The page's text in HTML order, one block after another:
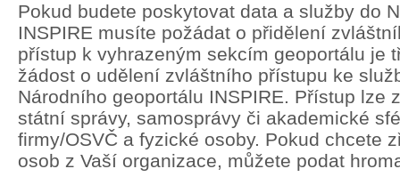
Pokud budete poskytovat data a služby do
INSPIRE musíte požádat o přidělení
přístup k vyhrazeným sekcím geoportálu je
žádost o udělení zvláštního přístupu ke
Národního geoportálu INSPIRE. Přístup lze
státní správy, samosprávy či akademické
firmy/OSVČ a fyzické osoby. Pokud chcete
osob z Vaší organizace, můžete podat